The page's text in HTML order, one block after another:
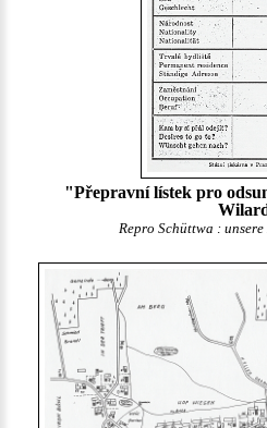
"Přepravní lístek pro
Repro Schüttwa :